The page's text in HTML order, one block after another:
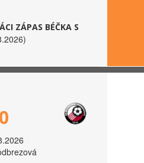
ZÁPAS BÉČKA S